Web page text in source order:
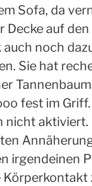
Sofa, da
Decke auf
noch
Sie hat
fest im
nicht aktiviert.
irgendeinen